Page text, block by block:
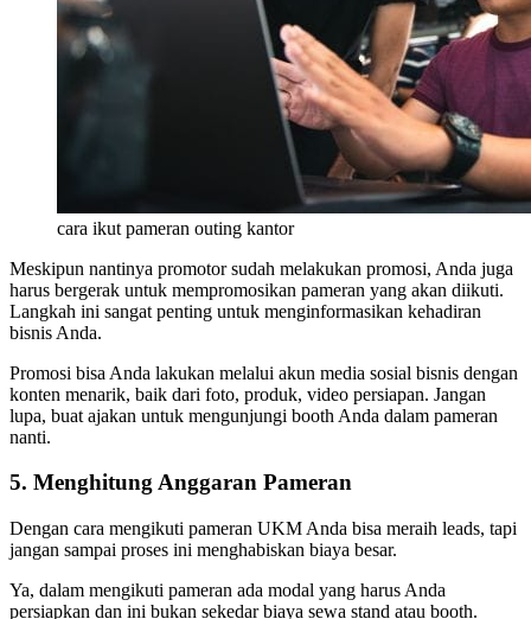
cara ikut pameran outing kantor
Meskipun nantinya promotor sudah melakukan promosi, Anda juga
harus bergerak untuk mempromosikan pameran yang akan diikuti.
Langkah ini sangat penting untuk menginformasikan kehadiran
bisnis Anda.
Promosi bisa Anda lakukan melalui akun media sosial bisnis dengan
konten menarik, baik dari foto, produk, video persiapan. Jangan
lupa, buat ajakan untuk mengunjungi booth Anda dalam pameran
nanti.
5. Menghitung Anggaran Pameran
Dengan cara mengikuti pameran UKM Anda bisa meraih leads, tapi
jangan sampai proses ini menghabiskan biaya besar.
Ya, dalam mengikuti pameran ada modal yang harus Anda
persiapkan dan ini bukan sekedar biaya sewa stand atau booth.